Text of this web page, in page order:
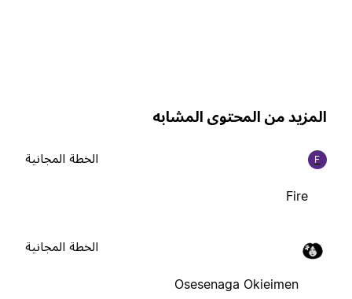
من المحتوى المشابه
الخطة المجانية
Osesenaga Okieimen
الخطة المجانية